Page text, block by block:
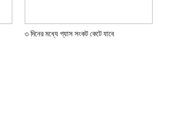
৩ দিনের মধ্যে গ্যাস সংকট কেটে যাবে